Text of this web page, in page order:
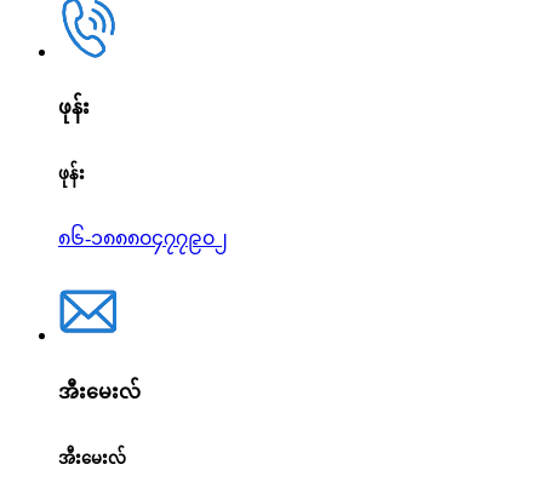
ဖုန်း
ဖုန်း
၈၆-၁၈၈၈၀၄၇၇၉၀၂
အီးမေးလ်
အီးမေးလ်